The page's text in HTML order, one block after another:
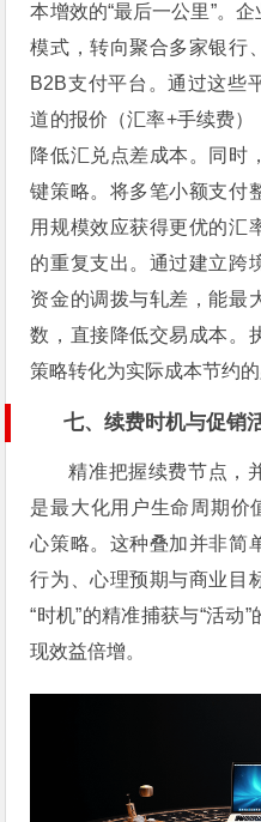
本增效的“最后一公里”。
模式，转向聚合多家银行
B2B支付平台。通过这些
道的报价（汇率+手续费
降低汇兑点差成本。同时
键策略。将多笔小额支付
用规模效应获得更优的汇
的重复支出。通过建立跨
资金的调拨与轧差，能最
数，直接降低交易成本。
策略转化为实际成本节约的
七、续费时机与促销
精准把握续费节点，
是最大化用户生命周期价
心策略。这种叠加并非简
行为、心理预期与商业目
“时机”的精准捕获与“活动
现效益倍增。